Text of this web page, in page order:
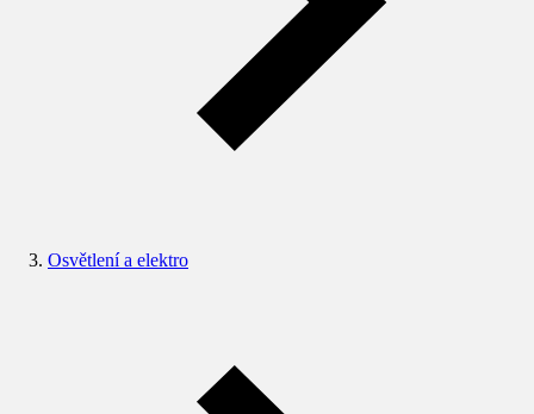
Osvětlení a elektro